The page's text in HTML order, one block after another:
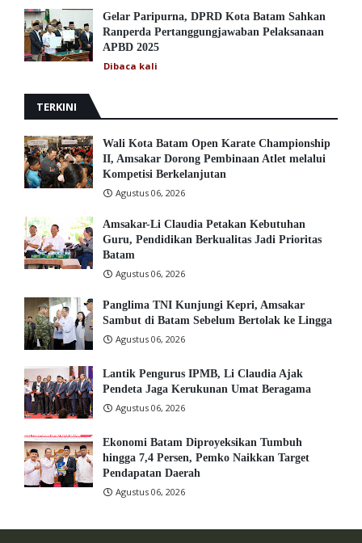
Gelar Paripurna, DPRD Kota Batam Sahkan
Ranperda Pertanggungjawaban Pelaksanaan
APBD 2025
Dibaca kali
TERKINI
Wali Kota Batam Open Karate Championship
II, Amsakar Dorong Pembinaan Atlet melalui
Kompetisi Berkelanjutan
Agustus 06, 2026
Amsakar-Li Claudia Petakan Kebutuhan
Guru, Pendidikan Berkualitas Jadi Prioritas
Batam
Agustus 06, 2026
Panglima TNI Kunjungi Kepri, Amsakar
Sambut di Batam Sebelum Bertolak ke Lingga
Agustus 06, 2026
Lantik Pengurus IPMB, Li Claudia Ajak
Pendeta Jaga Kerukunan Umat Beragama
Agustus 06, 2026
Ekonomi Batam Diproyeksikan Tumbuh
hingga 7,4 Persen, Pemko Naikkan Target
Pendapatan Daerah
Agustus 06, 2026